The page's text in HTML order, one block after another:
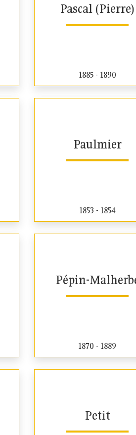
Pascal (Pierre)
1885 - 1890
Paulmier
1853 - 1854
Pépin-
1870 - 1889
Petit